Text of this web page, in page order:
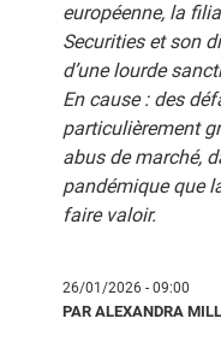
européenne, la
Securities et son
d’une lourde
En cause : des
particulièrement
abus de marché,
pandémique que
faire valoir.
26/01/2026 - 09:00
PAR ALEXANDRA